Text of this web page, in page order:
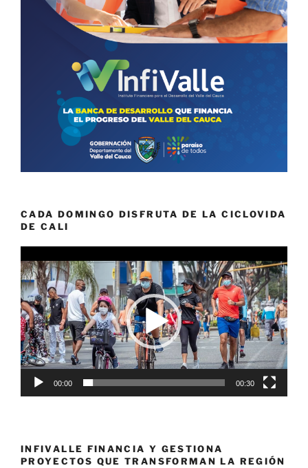
CADA DOMINGO DISFRUTA DE LA CICLOVIDA
DE CALI
de
vídeo
00:00 00:30
INFIVALLE FINANCIA Y GESTIONA
PROYECTOS QUE TRANSFORMAN LA REGIÓN